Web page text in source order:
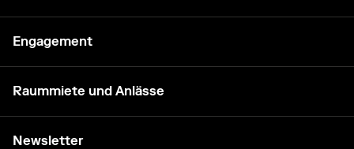
Engagement
Raummiete und Anlässe
Newsletter